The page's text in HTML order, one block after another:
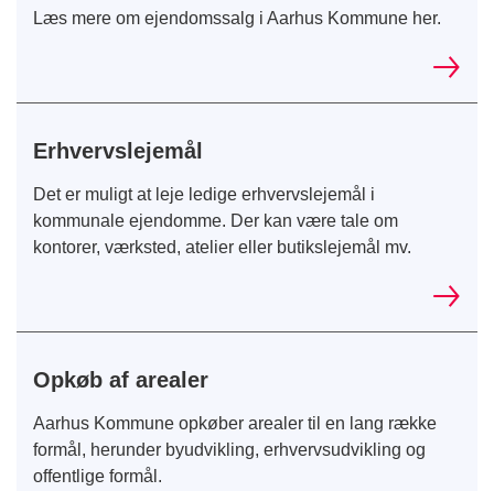
Læs mere om ejendomssalg i Aarhus Kommune her.
Erhvervslejemål
Det er muligt at leje ledige erhvervslejemål i
kommunale ejendomme. Der kan være tale om
kontorer, værksted, atelier eller butikslejemål mv.
Opkøb af arealer
Aarhus Kommune opkøber arealer til en lang række
formål, herunder byudvikling, erhvervsudvikling og
offentlige formål.